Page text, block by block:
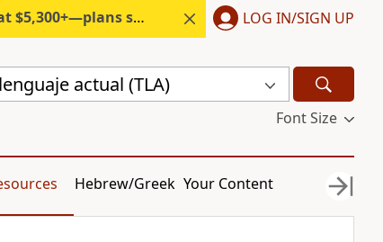
start under $6/month. LOG IN/SIGN UP
actual (TLA)
Font Size
Hebrew/Greek Your Content